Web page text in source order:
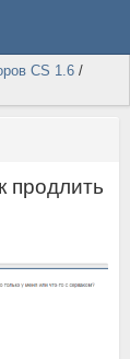
CS 1.6 /
продлить